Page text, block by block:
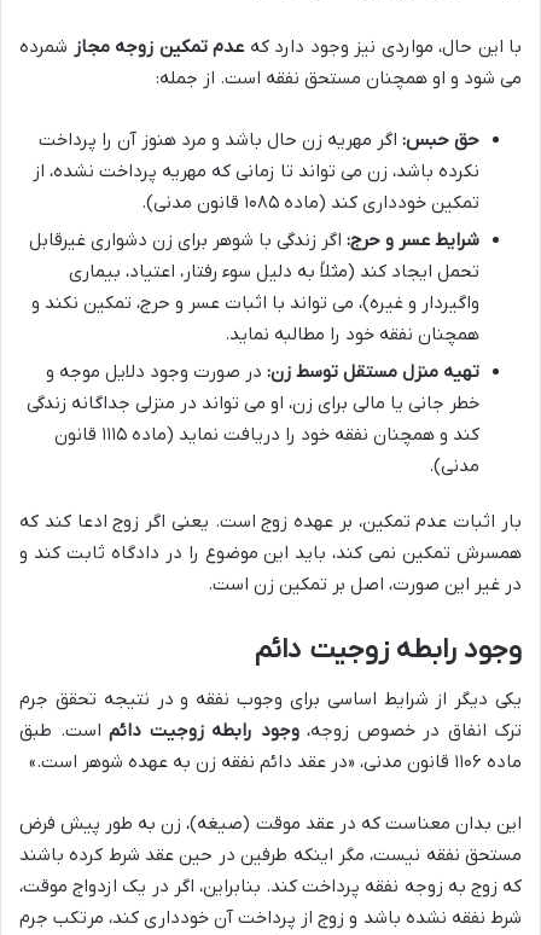
با این حال، مواردی نیز وجود دارد که عدم تمکین زوجه مجاز شمرده
می شود و او همچنان مستحق نفقه است. از جمله:
حق حبس: اگر مهریه زن حال باشد و مرد هنوز آن را پرداخت
نکرده باشد، زن می تواند تا زمانی که مهریه پرداخت نشده، از
تمکین خودداری کند (ماده ۱۰۸۵ قانون مدنی).
شرایط عسر و حرج: اگر زندگی با شوهر برای زن دشواری غیرقابل
تحمل ایجاد کند (مثلاً به دلیل سوء رفتار، اعتیاد، بیماری
واگیردار و غیره)، می تواند با اثبات عسر و حرج، تمکین نکند و
همچنان نفقه خود را مطالبه نماید.
تهیه منزل مستقل توسط زن: در صورت وجود دلایل موجه و
خطر جانی یا مالی برای زن، او می تواند در منزلی جداگانه زندگی
کند و همچنان نفقه خود را دریافت نماید (ماده ۱۱۱۵ قانون
مدنی).
بار اثبات عدم تمکین، بر عهده زوج است. یعنی اگر زوج ادعا کند که
همسرش تمکین نمی کند، باید این موضوع را در دادگاه ثابت کند و
در غیر این صورت، اصل بر تمکین زن است.
وجود رابطه زوجیت دائم
یکی دیگر از شرایط اساسی برای وجوب نفقه و در نتیجه تحقق جرم
ترک انفاق در خصوص زوجه،وجود رابطه زوجیت دائم است. طبق
ماده ۱۱۰۶ قانون مدنی، «در عقد دائم نفقه زن به عهده شوهر است.»
این بدان معناست که در عقد موقت (صیغه)، زن به طور پیش فرض
مستحق نفقه نیست، مگر اینکه طرفین در حین عقد شرط کرده باشند
که زوج به زوجه نفقه پرداخت کند. بنابراین، اگر در یک ازدواج موقت،
شرط نفقه نشده باشد و زوج از پرداخت آن خودداری کند، مرتکب جرم